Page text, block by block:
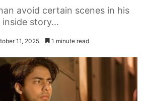
avoid certain scenes in his
story...
11, 2025 1 minute read